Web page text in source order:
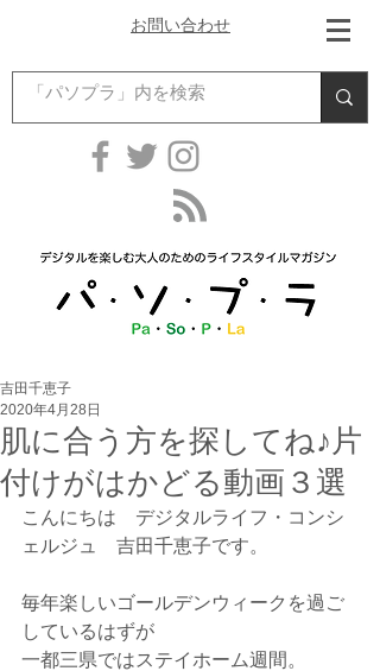
お問い合わせ
肌に合う方を探してね♪片
付けがはかどる動画３選
吉田千恵子
2020年4月28日
こんにちは　デジタルライフ・コンシ
ェルジュ　吉田千恵子です。
毎年楽しいゴールデンウィークを過ご
しているはずが
一都三県ではステイホーム週間。